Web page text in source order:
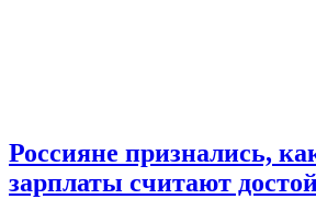
Россияне признались,
зарплаты считают